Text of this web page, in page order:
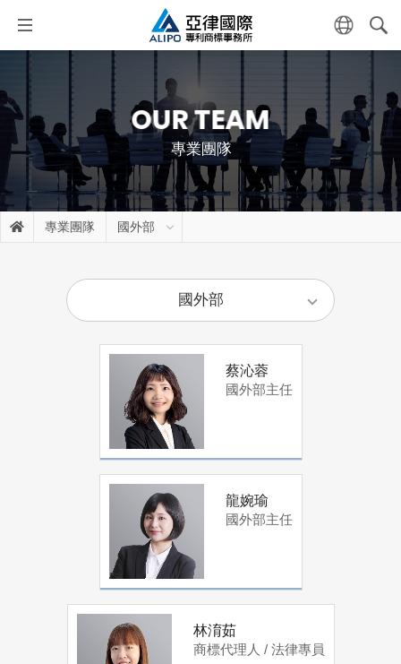
OUR TEAM
專業團隊
專業團隊 國外部
國外部
蔡沁蓉
國外部主任
龍婉瑜
國外部主任
林淯茹
商標代理人 / 法律專員